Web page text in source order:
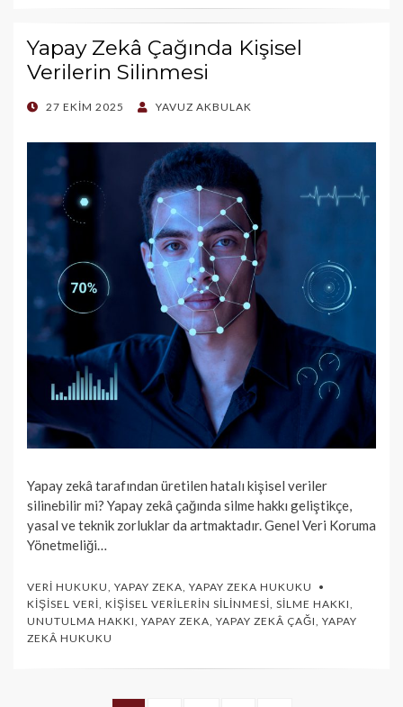
Yapay Zekâ Çağında Kişisel
Verilerin Silinmesi
POSTED
27 EKIM 2025 YAVUZ AKBULAK
Yapay zekâ tarafından üretilen hatalı kişisel veriler
silinebilir mi? Yapay zekâ çağında silme hakkı geliştikçe,
yasal ve teknik zorluklar da artmaktadır. Genel Veri Koruma
Yönetmeliği…
VERI HUKUKU YAPAY ZEKA YAPAY ZEKA HUKUKU
KIŞISEL VERI KIŞISEL VERILERIN SILINMESI SILME HAKKI
UNUTULMA HAKKI YAPAY ZEKA YAPAY ZEKÂ ÇAĞI YAPAY
ZEKÂ HUKUKU